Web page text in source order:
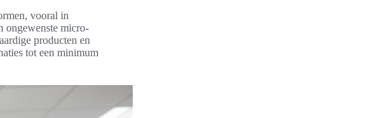
vooral in
ongewenste micro-
producten en
tot een minimum